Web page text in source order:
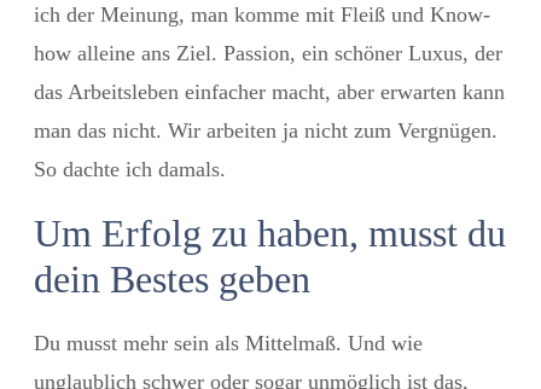
ich der Meinung, man komme mit Fleiß und Know-
how alleine ans Ziel. Passion, ein schöner Luxus, der
das Arbeitsleben einfacher macht, aber erwarten kann
man das nicht. Wir arbeiten ja nicht zum Vergnügen.
So dachte ich damals.
Um Erfolg zu haben, musst du
dein Bestes geben
Du musst mehr sein als Mittelmaß. Und wie
unglaublich schwer oder sogar unmöglich ist das,